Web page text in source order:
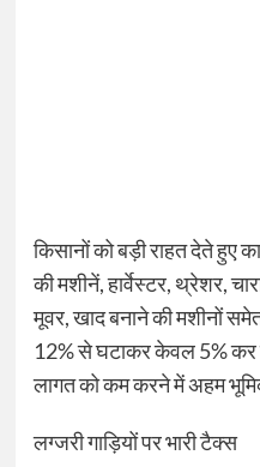
किसानों को बड़ी राहत देते हुए
की मशीनें, हार्वेस्टर, थ्रेशर,
मूवर, खाद बनाने की मशीनों
12% से घटाकर केवल 5% कर
लागत को कम करने में अहम
लग्जरी गाड़ियों पर भारी टैक्स